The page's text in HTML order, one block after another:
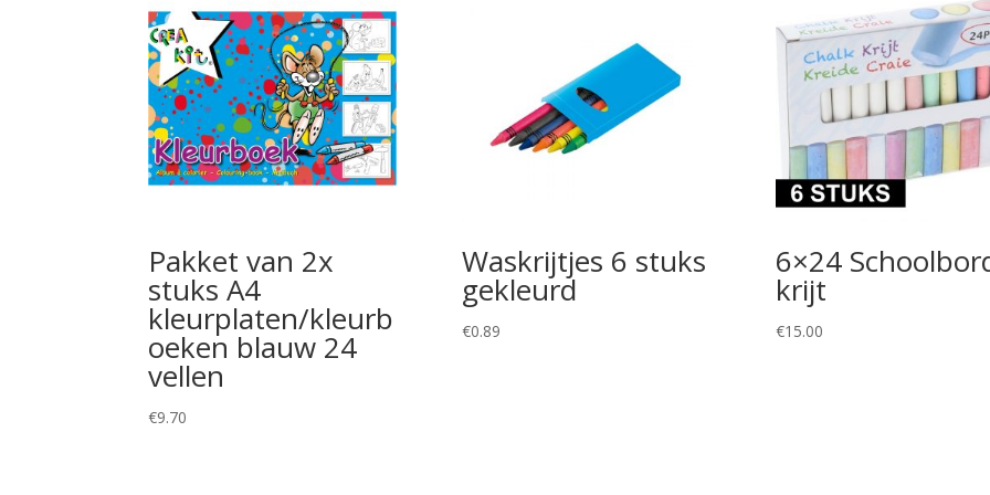
Pakket van 2x
stuks A4
kleurplaten/kleurb
oeken blauw 24
vellen
€9.70
Waskrijtjes 6 stuks
gekleurd
€0.89
6×24
krijt
€15.00